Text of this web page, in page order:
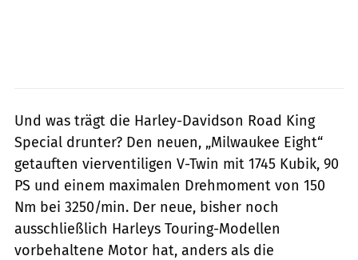
Und was trägt die Harley-Davidson Road King
Special drunter? Den neuen, „Milwaukee Eight“
getauften vierventiligen V-Twin mit 1745 Kubik, 90
PS und einem maximalen Drehmoment von 150
Nm bei 3250/min. Der neue, bisher noch
ausschließlich Harleys Touring-Modellen
vorbehaltene Motor hat, anders als die